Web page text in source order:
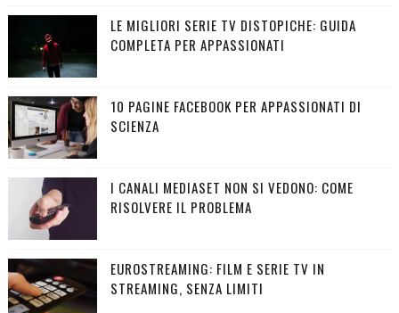
LE MIGLIORI SERIE TV DISTOPICHE: GUIDA
COMPLETA PER APPASSIONATI
10 PAGINE FACEBOOK PER APPASSIONATI DI
SCIENZA
I CANALI MEDIASET NON SI VEDONO: COME
RISOLVERE IL PROBLEMA
EUROSTREAMING: FILM E SERIE TV IN
STREAMING, SENZA LIMITI